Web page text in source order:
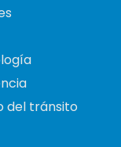
del tránsito